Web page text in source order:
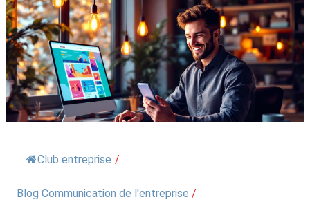
Club entreprise /
Blog Communication de l'entreprise /